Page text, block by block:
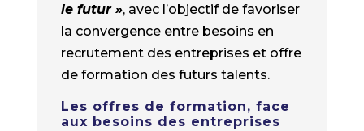
le futur », avec l’objectif de favoriser
la convergence entre besoins en
recrutement des entreprises et offre
de formation des futurs talents.
Les offres de formation, face
aux besoins des entreprises